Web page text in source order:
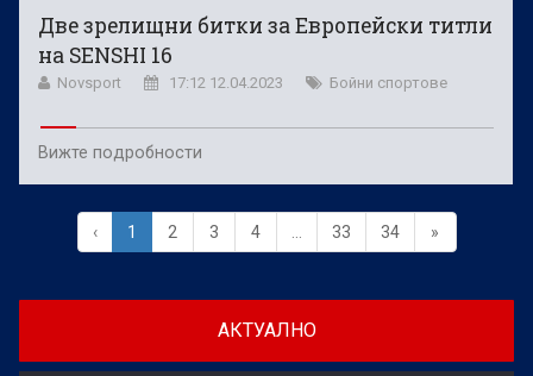
Две зрелищни битки за Европейски титли
на SENSHI 16
Novsport 17:12 12.04.2023 Бойни спортове
Вижте подробности
‹ 1 2 3 4 33 34 »
АКТУАЛНО